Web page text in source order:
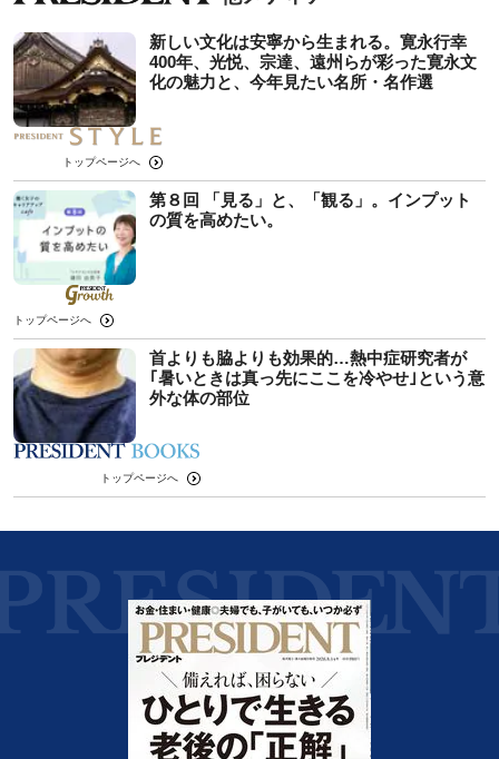
新しい文化は安寧から生まれる。寛永行幸
400年、光悦、宗達、遠州らが彩った寛永文
化の魅力と、今年見たい名所・名作選
トップページへ
第８回 「見る」と、「観る」。インプット
の質を高めたい。
トップページへ
首よりも脇よりも効果的…熱中症研究者が
｢暑いときは真っ先にここを冷やせ｣という意
外な体の部位
トップページへ